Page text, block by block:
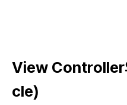
View Controller
cle)